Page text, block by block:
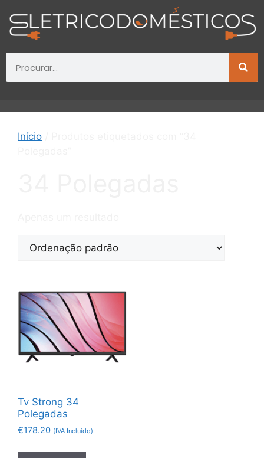
Início
Tv Strong 34
Polegadas
€178.20 (IVA Incluído)